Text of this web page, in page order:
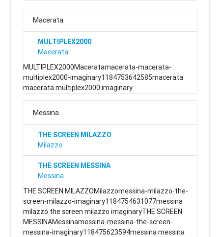
Macerata
MULTIPLEX2000
Macerata
MULTIPLEX2000Maceratamacerata-macerata-
multiplex2000-imaginary1184753642585macerata
macerata multiplex2000 imaginary
Messina
THE SCREEN MILAZZO
Milazzo
THE SCREEN MESSINA
Messina
THE SCREEN MILAZZOMilazzomessina-milazzo-the-
screen-milazzo-imaginary1184754631077messina
milazzo the screen milazzo imaginaryTHE SCREEN
MESSINAMessinamessina-messina-the-screen-
messina-imaginary118475623594messina messina